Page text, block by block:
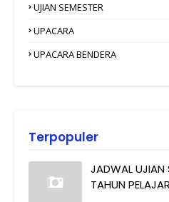
UJIAN SEMESTER
UPACARA
UPACARA BENDERA
Terpopuler
JADWAL UJIAN
TAHUN